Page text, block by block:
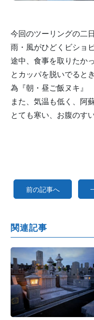
今回のツーリングの二
雨・風がひどくビショ
途中、食事を取りたか
とカッパを脱いでると
為『朝・昼ご飯ヌキ』
また、気温も低く、阿
とても寒い、お腹のす
前の記事へ
関連記事